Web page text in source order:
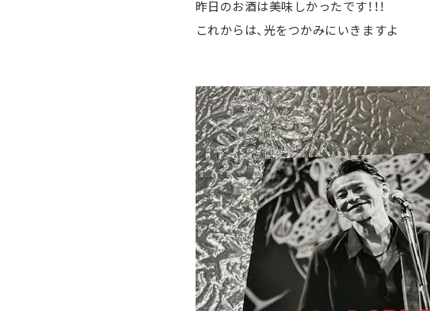
昨日のお酒は美味しかったです！！！
これからは、光をつかみにいきますよ